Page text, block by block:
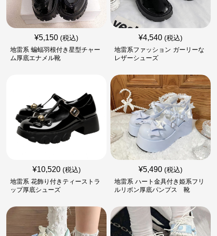
¥5,150 (税込)
地雷系 蝙蝠羽根付き星型チャー
ム厚底エナメル靴
¥4,540 (税込)
地雷系ファッション ガーリーな
レザーシューズ
¥10,520 (税込)
地雷系 花飾り付きティーストラ
ップ厚底シューズ
¥5,490 (税込)
地雷系 ハート金具付き姫系フリ
ルリボン厚底パンプス 靴